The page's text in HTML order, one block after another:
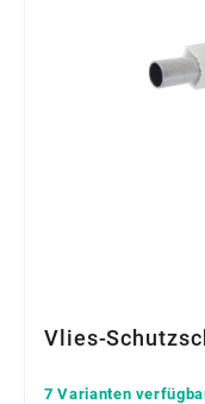
Vlies-
7 Varianten